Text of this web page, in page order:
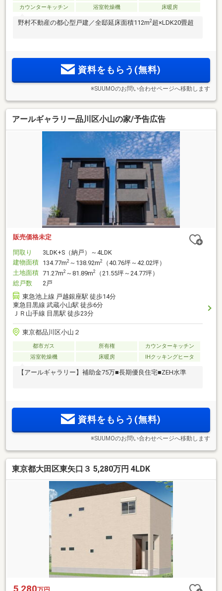
カウンターキッチン
浴室乾燥機 床暖房
野村不動産の都心型戸建／全邸延床面積112m2 超×LDK20畳超
資料をもらう(無料)
※SUUMOのお問い合わせページへ移動します
アールギャラリー品川区小山の家/予告広告
販売価格未定
間取り
3LDK+S（納戸）～4LDK
建物面積 134.77m2 ～138.92m2
（40.76坪～42.02坪）
土地面積 71.27m2 ～81.89m2
（21.55坪～24.77坪）
総戸数
2戸
東急池上線 戸越銀座駅 徒歩14分
東急目黒線 武蔵小山駅 徒歩6分
ＪＲ山手線 目黒駅 徒歩23分
東京都品川区小山２
都市ガス 所有権
カウンターキッチン
浴室乾燥機
床暖房 IHクッキングヒータ
【アールギャラリー】補助金75万■長期優良住宅■ZEH水準
資料をもらう(無料)
※SUUMOのお問い合わせページへ移動します
東京都大田区東矢口３ 5,280万円 4LDK